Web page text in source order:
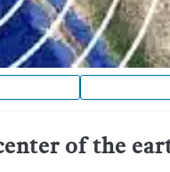
of the